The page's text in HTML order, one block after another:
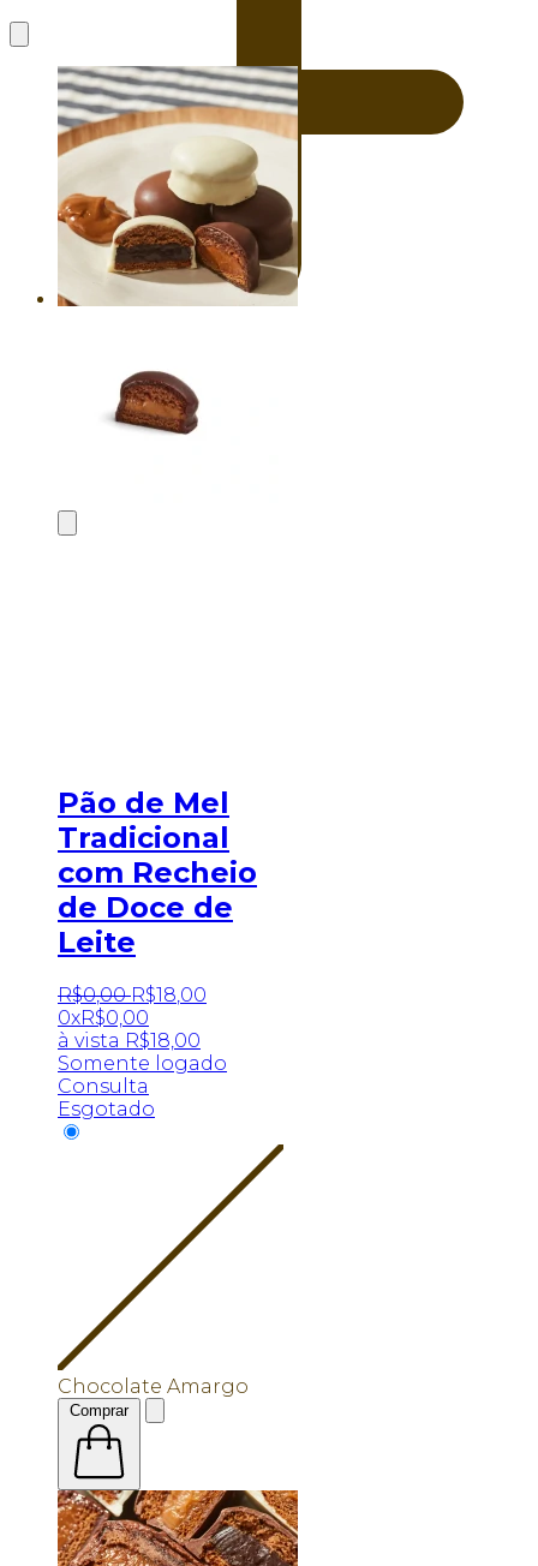
Pão de Mel
Tradicional
com Recheio
de Doce de
Leite
R$0,00 R$18,00
0xR$0,00
à vista R$18,00
Somente logado
Consulta
Esgotado
Chocolate Amargo
Comprar